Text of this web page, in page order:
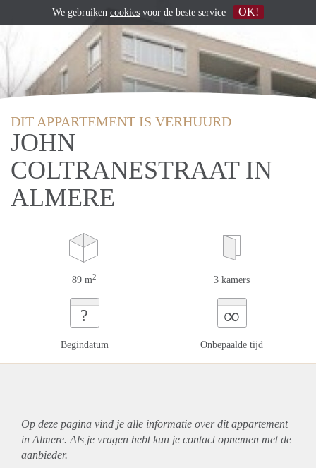
DIT APPARTEMENT IS VERHUURD
JOHN
COLTRANESTRAAT IN
ALMERE
89 m2 3 kamers
?
Begindatum
∞
Onbepaalde tijd
Op deze pagina vind je alle informatie over ditappartement
in Almere. Als je vragen hebt kun je contact opnemen met de
aanbieder.
We gebruiken cookies voor de beste service OK!